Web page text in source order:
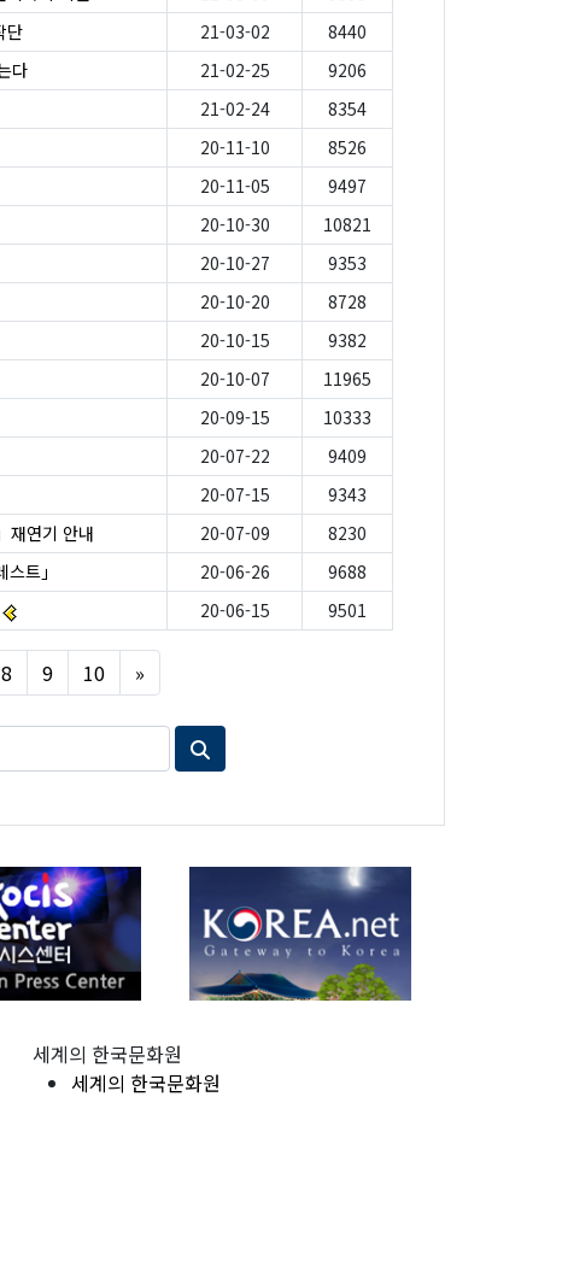
단 21-03-02
8440
다 21-02-25
9206
21-02-24
8354
20-11-10
8526
20-11-05
9497
20-10-30
10821
20-10-27
9353
20-10-20
8728
20-10-15
9382
20-10-07
11965
20-09-15
10333
20-07-22
9409
20-07-15
9343
재연기 안내 20-07-09
8230
트」 20-06-26
9688
20-06-15 9501
8 9 10 »
세계의 한국문화원
세계의 한국문화원